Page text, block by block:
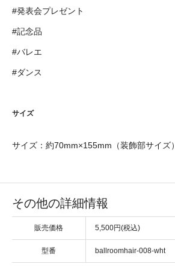
#発表会プレゼント
#記念品
#バレエ
#ダンス
サイズ
サイズ：約70mm×155mm（装飾部サイズ）
その他の詳細情報
販売価格 5,500円(税込)
型番 ballroomhair-008-wht